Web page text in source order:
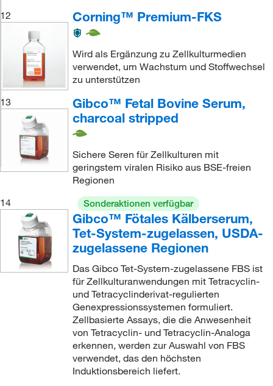
12
Corning™ Premium-FKS
Wird als Ergänzung zu Zellkulturmedien
verwendet, um Wachstum und Stoffwechsel
zu unterstützen
13
Gibco™ Fetal Bovine Serum,
charcoal stripped
Sichere Seren für Zellkulturen mit
geringstem viralen Risiko aus BSE-freien
Regionen
14
Sonderaktionen verfügbar
Gibco™ Fötales Kälberserum,
Tet-System-zugelassen, USDA-
zugelassene Regionen
Das Gibco Tet-System-zugelassene FBS ist
für Zellkulturanwendungen mit Tetracyclin-
und Tetracyclinderivat-regulierten
Genexpressionssystemen formuliert.
Zellbasierte Assays, die die Anwesenheit
von Tetracyclin- und Tetracyclin-Analoga
erkennen, werden zur Auswahl von FBS
verwendet, das den höchsten
Induktionsbereich liefert.